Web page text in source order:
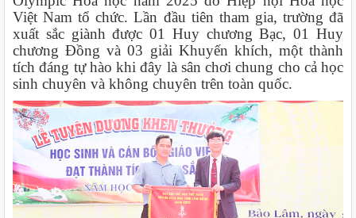
Việt Nam tổ chức. Lần đầu tiên tham gia, trường đã
xuất sắc giành được 01 Huy chương Bạc, 01 Huy
chương Đồng và 03 giải Khuyến khích, một thành
tích đáng tự hào khi đây là sân chơi chung cho cả học
sinh chuyên và không chuyên trên toàn quốc.